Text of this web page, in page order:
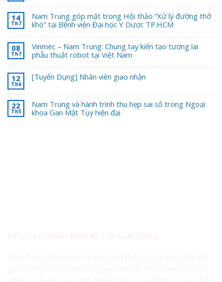
14
Th7
Nam Trung góp mặt trong Hội thảo “Xử lý đường thở
khó” tại Bệnh viện Đại học Y Dược TP.HCM
08
Th7
Vinmec – Nam Trung: Chung tay kiến tạo tương lai
phẫu thuật robot tại Việt Nam
12
Th6
[Tuyển Dụng] Nhân viên giao nhận
22
Th5
Nam Trung và hành trình thu hẹp sai số trong Ngoại
khoa Gan Mật Tụy hiện đại